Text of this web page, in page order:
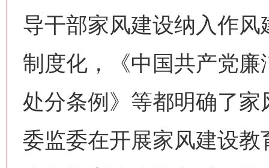
导干部家风建设纳入作
制度化，《中国共产党
处分条例》等都明确了
委监委在开展家风建设